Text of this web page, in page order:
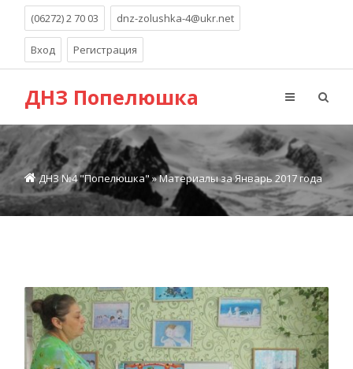
(06272) 2 70 03 dnz-zolushka-4@ukr.net
Вход Регистрация
ДНЗ Попелюшка
ДНЗ №4 "Попелюшка"» Материалы за Январь 2017 года